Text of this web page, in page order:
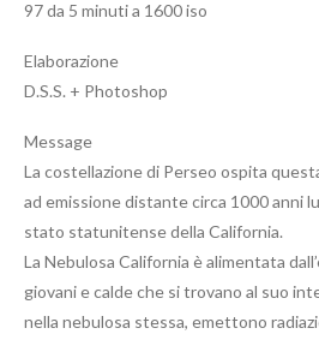
97 da 5 minuti a 1600 iso
Elaborazione
D.S.S. + Photoshop
Message
La costellazione di Perseo ospita
ad emissione distante circa 1000 anni
stato statunitense della California.
La Nebulosa California è alimentata
giovani e calde che si trovano al suo
nella nebulosa stessa, emettono